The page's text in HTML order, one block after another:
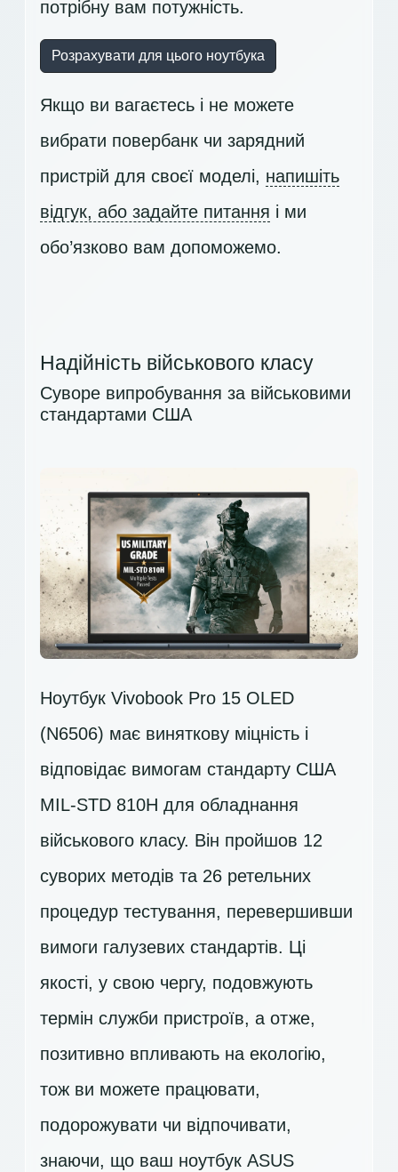
потрібну вам потужність.
Розрахувати для цього ноутбука
Якщо ви вагаєтесь і не можете
вибрати повербанк чи зарядний
пристрій для своєї моделі, напишіть
відгук, або задайте питання і ми
обо’язково вам допоможемо.
Надійність військового класу
Суворе випробування за військовими
стандартами США
Ноутбук Vivobook Pro 15 OLED
(N6506) має виняткову міцність і
відповідає вимогам стандарту США
MIL-STD 810H для обладнання
військового класу. Він пройшов 12
суворих методів та 26 ретельних
процедур тестування, перевершивши
вимоги галузевих стандартів. Ці
якості, у свою чергу, подовжують
термін служби пристроїв, а отже,
позитивно впливають на екологію,
тож ви можете працювати,
подорожувати чи відпочивати,
знаючи, що ваш ноутбук ASUS